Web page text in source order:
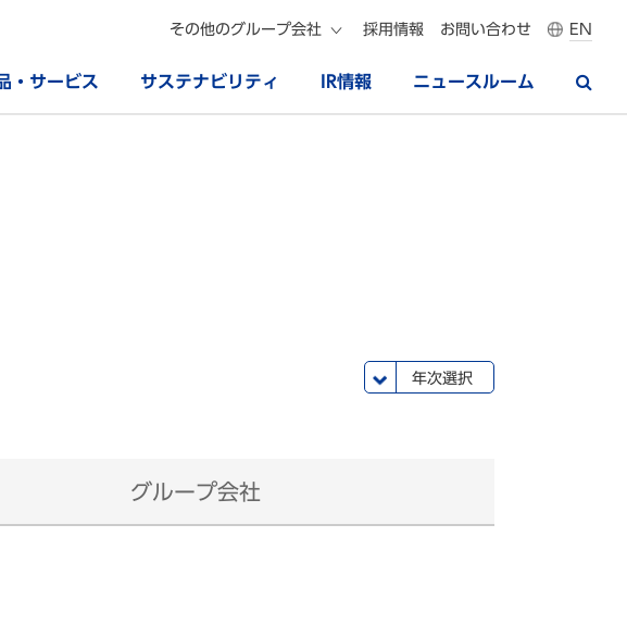
・サービス サステナビリティ IR情報 ニュースルーム
その他のグループ会社 採用情報 お問い合わせ EN
年次選択
グループ会社